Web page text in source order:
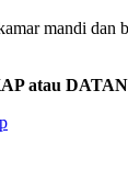
mandi dan
atau